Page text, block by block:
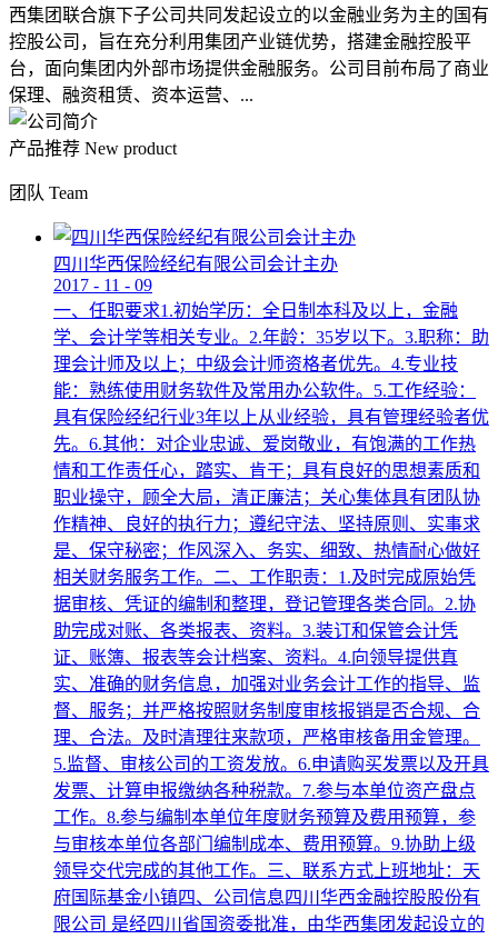
西集团联合旗下子公司共同发起设立的以金融业务为主的国有
控股公司，旨在充分利用集团产业链优势，搭建金融控股平
台，面向集团内外部市场提供金融服务。公司目前布局了商业
保理、融资租赁、资本运营、...
产品推荐 New product
团队 Team
四川华西保险经纪有限公司会计主办
2017 - 11 - 09
一、任职要求1.初始学历：全日制本科及以上，金融
学、会计学等相关专业。2.年龄：35岁以下。3.职称：助
理会计师及以上；中级会计师资格者优先。4.专业技
能：熟练使用财务软件及常用办公软件。5.工作经验：
具有保险经纪行业3年以上从业经验，具有管理经验者优
先。6.其他：对企业忠诚、爱岗敬业，有饱满的工作热
情和工作责任心，踏实、肯干；具有良好的思想素质和
职业操守，顾全大局，清正廉洁；关心集体具有团队协
作精神、良好的执行力；遵纪守法、坚持原则、实事求
是、保守秘密；作风深入、务实、细致、热情耐心做好
相关财务服务工作。二、工作职责：1.及时完成原始凭
据审核、凭证的编制和整理，登记管理各类合同。2.协
助完成对账、各类报表、资料。3.装订和保管会计凭
证、账簿、报表等会计档案、资料。4.向领导提供真
实、准确的财务信息，加强对业务会计工作的指导、监
督、服务；并严格按照财务制度审核报销是否合规、合
理、合法。及时清理往来款项，严格审核备用金管理。
5.监督、审核公司的工资发放。6.申请购买发票以及开具
发票、计算申报缴纳各种税款。7.参与本单位资产盘点
工作。8.参与编制本单位年度财务预算及费用预算，参
与审核本单位各部门编制成本、费用预算。9.协助上级
领导交代完成的其他工作。三、联系方式上班地址：天
府国际基金小镇四、公司信息四川华西金融控股股份有
限公司 是经四川省国资委批准，由华西集团发起设立的